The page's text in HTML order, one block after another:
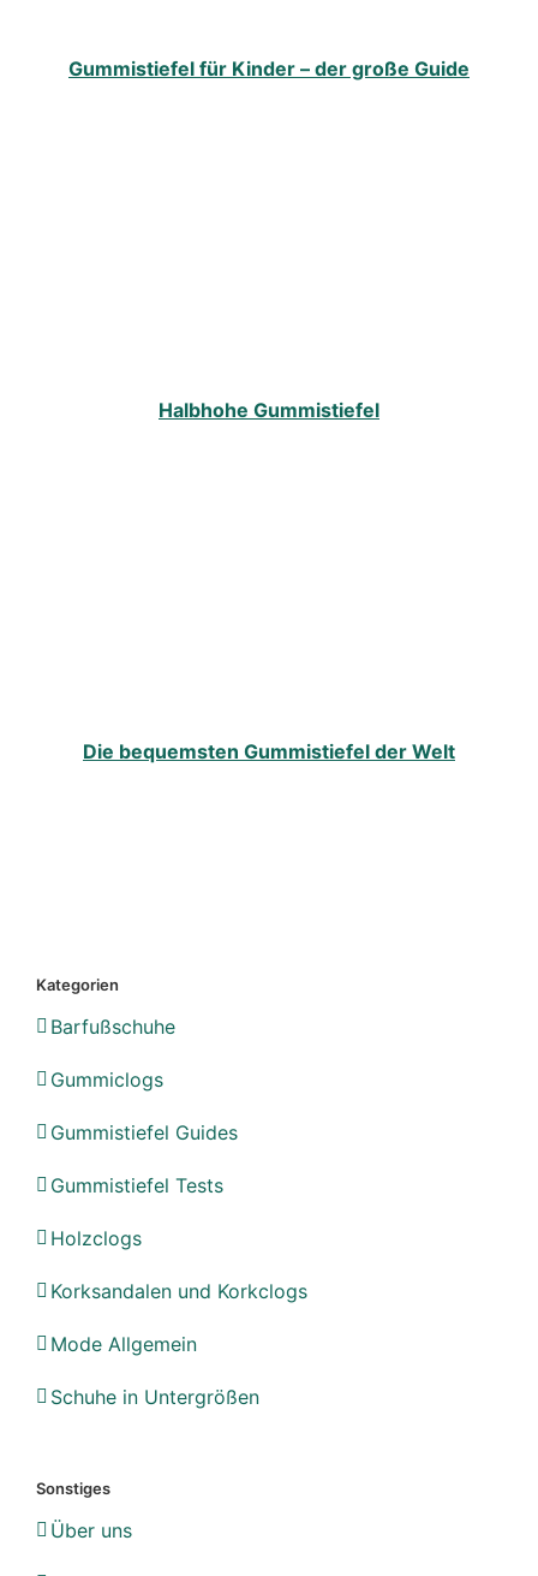
Gummistiefel für Kinder – der große Guide
Halbhohe Gummistiefel
Die bequemsten Gummistiefel der Welt
Kategorien
Barfußschuhe
Gummiclogs
Gummistiefel Guides
Gummistiefel Tests
Holzclogs
Korksandalen und Korkclogs
Mode Allgemein
Schuhe in Untergrößen
Sonstiges
Über uns